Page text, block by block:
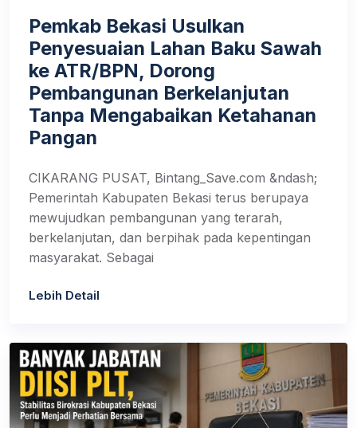
Pemkab Bekasi Usulkan
Penyesuaian Lahan Baku Sawah
ke ATR/BPN, Dorong
Pembangunan Berkelanjutan
Tanpa Mengabaikan Ketahanan
Pangan
CIKARANG PUSAT, Bintang_Save.com &ndash;
Pemerintah Kabupaten Bekasi terus berupaya
mewujudkan pembangunan yang terarah,
berkelanjutan, dan berpihak pada kepentingan
masyarakat. Sebagai
Lebih Detail